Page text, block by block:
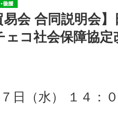
易会 合同説明会
ェコ社会保障協
日（水） １４：